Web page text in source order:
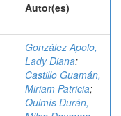
Autor(es)
González Apolo,
Lady Diana;
Castillo Guamán,
Miriam Patricia;
Quimís Durán,